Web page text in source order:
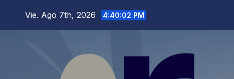
Vie. Ago 7th, 2026 4:40:03 PM